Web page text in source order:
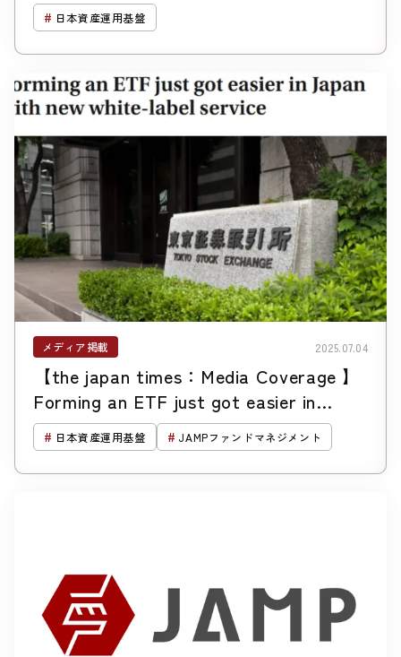
日本資産運用基盤
メディア掲載 2025.07.04
【the japan times：Media Coverage 】
Forming an ETF just got easier in
Japan with new white-label service
日本資産運用基盤 JAMPファンドマネジメント